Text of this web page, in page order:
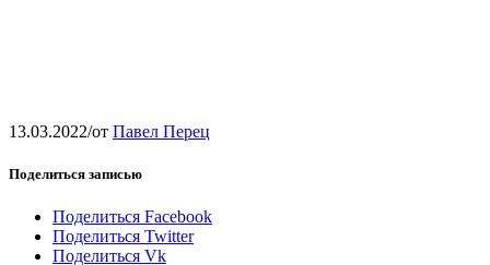
13.03.2022/от Павел Перец
Поделиться записью
Поделиться Facebook
Поделиться Twitter
Поделиться Vk